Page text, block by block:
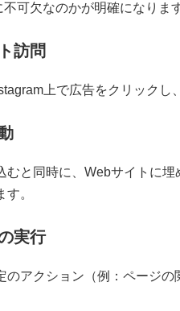
可欠なのかが明確になりま
訪問
上で広告をクリックし
むと同時に、Webサイトに
。
実行
のアクション（例：ページ